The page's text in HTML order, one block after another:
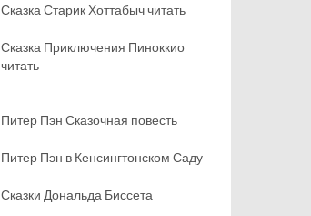
Сказка Старик Хоттабыч читать
Сказка Приключения Пиноккио
читать
Питер Пэн Сказочная повесть
Питер Пэн в Кенсингтонском Саду
Сказки Дональда Биссета